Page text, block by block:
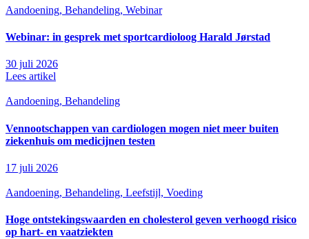
Aandoening, Behandeling, Webinar
Webinar: in gesprek met sportcardioloog Harald Jørstad
30 juli 2026
Lees artikel
Aandoening, Behandeling
Vennootschappen van cardiologen mogen niet meer buiten
ziekenhuis om medicijnen testen
17 juli 2026
Aandoening, Behandeling, Leefstijl, Voeding
Hoge ontstekingswaarden en cholesterol geven verhoogd risico
op hart- en vaatziekten